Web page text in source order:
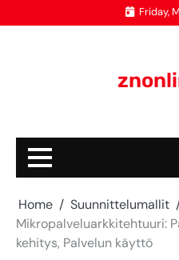
to
Friday,
Home
Suunnittelumallit
Mikropalveluarkkitehtuuri:
kehitys, Palvelun käyttö